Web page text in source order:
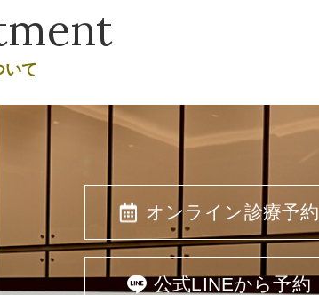
いて
オンライン診療予約
公式LINEから予約